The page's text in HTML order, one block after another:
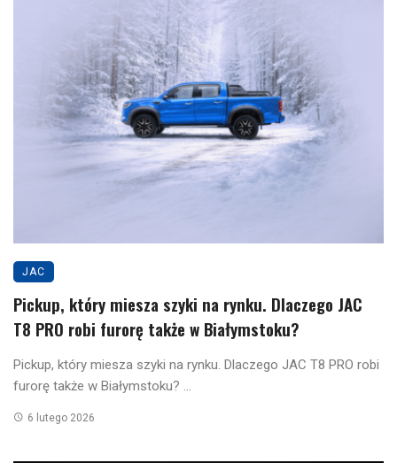
JAC
Pickup, który miesza szyki na rynku. Dlaczego JAC
T8 PRO robi furorę także w Białymstoku?
Pickup, który miesza szyki na rynku. Dlaczego JAC T8 PRO robi
furorę także w Białymstoku? ...
6 lutego 2026